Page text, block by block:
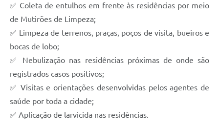
✅ Coleta de entulhos em frente às residências por meio
de Mutirões de Limpeza;
✅ Limpeza de terrenos, praças, poços de visita, bueiros e
bocas de lobo;
✅ Nebulização nas residências próximas de onde são
registrados casos positivos;
✅ Visitas e orientações desenvolvidas pelos agentes de
saúde por toda a cidade;
✅ Aplicação de larvicida nas residências.